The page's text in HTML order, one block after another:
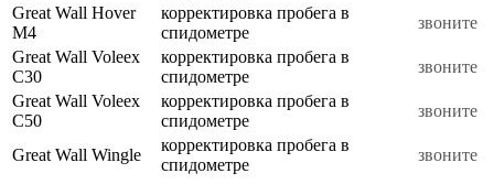
Great Wall Hover
M4
корректировка пробега в
спидометре
звоните
Great Wall Voleex
C30
корректировка пробега в
спидометре
звоните
Great Wall Voleex
C50
корректировка пробега в
спидометре
звоните
Great Wall Wingle
корректировка пробега в
спидометре
звоните